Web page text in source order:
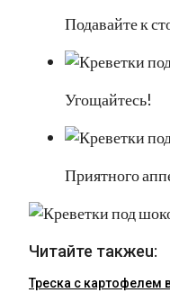
Подавайте к
Угощайтесь!
Приятного
Читайте такжеu:
Треска с картофелем